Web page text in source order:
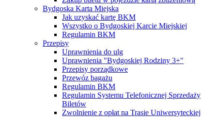
Bydgoska Karta Miejska
Jak uzyskać kartę BKM
Wszystko o Bydgoskiej Karcie Miejskiej
Regulamin BKM
Przepisy
Uprawnienia do ulg
Uprawnienia "Bydgoskiej Rodziny 3+"
Przepisy porządkowe
Przewóz bagażu
Regulamin BKM
Regulamin Systemu Telefonicznej Sprzedaży
Biletów
Zwolnienie z opłat na Trasie Uniwersyteckiej